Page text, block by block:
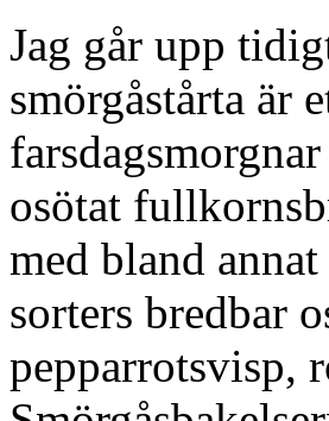
Jag går upp
smörgåstårta är
osötat
med bland
sorters bredbar
pepparrotsvisp,